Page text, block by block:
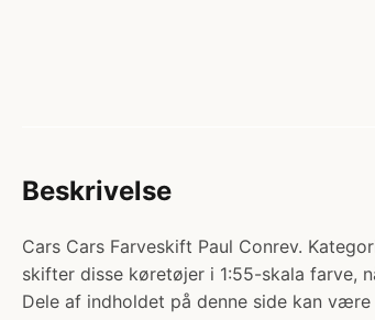
Beskrivelse
Cars Cars Farveskift Paul Conrev.
skifter disse køretøjer i 1:55-skala farve,
Dele af indholdet på denne side kan